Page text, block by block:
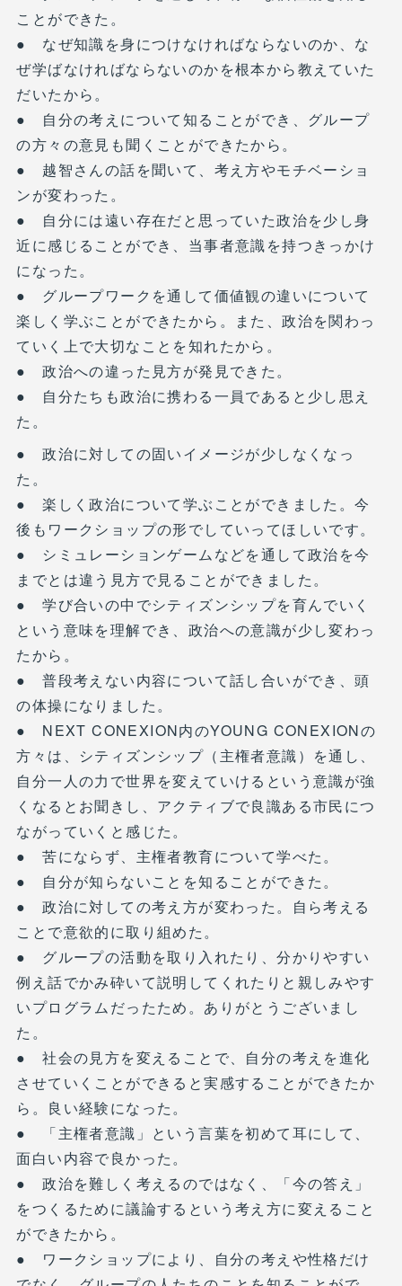
ことができた。
● なぜ知識を身につけなければならないのか、な
ぜ学ばなければならないのかを根本から教えていた
だいたから。
● 自分の考えについて知ることができ、グループ
の方々の意見も聞くことができたから。
● 越智さんの話を聞いて、考え方やモチベーショ
ンが変わった。
● 自分には遠い存在だと思っていた政治を少し身
近に感じることができ、当事者意識を持つきっかけ
になった。
● グループワークを通して価値観の違いについて
楽しく学ぶことができたから。また、政治を関わっ
ていく上で大切なことを知れたから。
● 政治への違った見方が発見できた。
● 自分たちも政治に携わる一員であると少し思え
た。
● 政治に対しての固いイメージが少しなくなっ
た。
● 楽しく政治について学ぶことができました。今
後もワークショップの形でしていってほしいです。
● シミュレーションゲームなどを通して政治を今
までとは違う見方で見ることができました。
● 学び合いの中でシティズンシップを育んでいく
という意味を理解でき、政治への意識が少し変わっ
たから。
● 普段考えない内容について話し合いができ、頭
の体操になりました。
● NEXT CONEXION内のYOUNG CONEXIONの
方々は、シティズンシップ（主権者意識）を通し、
自分一人の力で世界を変えていけるという意識が強
くなるとお聞きし、アクティブで良識ある市民につ
ながっていくと感じた。
● 苦にならず、主権者教育について学べた。
● 自分が知らないことを知ることができた。
● 政治に対しての考え方が変わった。自ら考える
ことで意欲的に取り組めた。
● グループの活動を取り入れたり、分かりやすい
例え話でかみ砕いて説明してくれたりと親しみやす
いプログラムだったため。ありがとうございまし
た。
● 社会の見方を変えることで、自分の考えを進化
させていくことができると実感することができたか
ら。良い経験になった。
● 「主権者意識」という言葉を初めて耳にして、
面白い内容で良かった。
● 政治を難しく考えるのではなく、「今の答え」
をつくるために議論するという考え方に変えること
ができたから。
● ワークショップにより、自分の考えや性格だけ